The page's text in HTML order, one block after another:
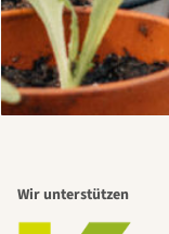
Wir unterstützen